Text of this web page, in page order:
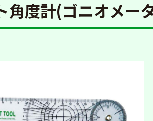
角度計(ゴニオメー